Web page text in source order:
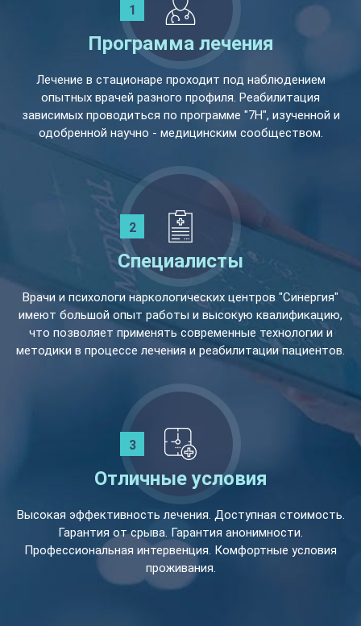
Программа лечения
Лечение в стационаре проходит под наблюдением
опытных врачей разного профиля. Реабилитация
зависимых проводиться по программе "7Н", изученной и
одобренной научно - медицинским сообществом.
Специалисты
Врачи и психологи наркологических центров "Синергия"
имеют большой опыт работы и высокую квалификацию,
что позволяет применять современные технологии и
методики в процессе лечения и реабилитации пациентов.
Отличные условия
Высокая эффективность лечения. Доступная стоимость.
Гарантия от срыва. Гарантия анонимности.
Профессиональная интервенция. Комфортные условия
проживания.